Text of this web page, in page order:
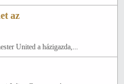
az
United a házigazda,...